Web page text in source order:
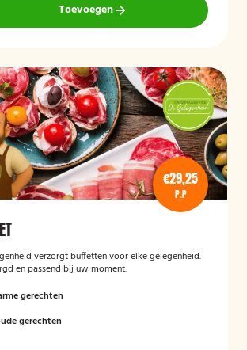
Toevoegen
€29,25
P.P
verzorgt buffetten voor elke gelegenheid.
en passend bij uw moment.
gerechten
gerechten